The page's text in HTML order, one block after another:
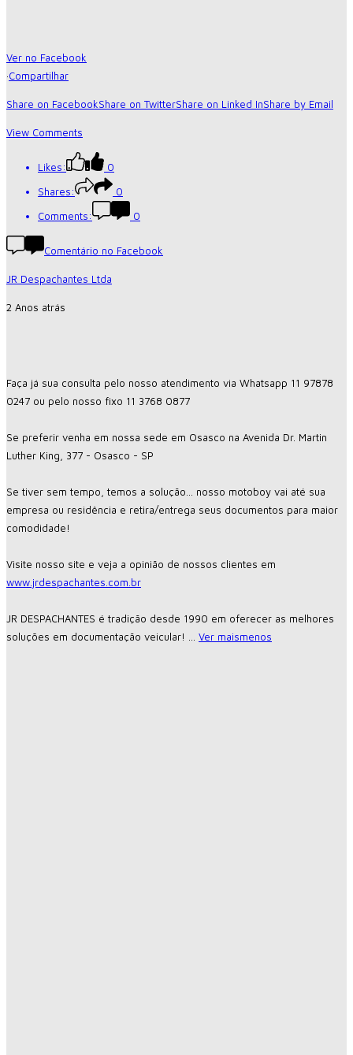
Ver no Facebook
·Compartilhar
Share on FacebookShare on TwitterShare on Linked InShare by Email
View Comments
Likes:
0
Shares:
0
Comments:
0
Comentário no Facebook
JR Despachantes Ltda
2 Anos atrás
Faça já sua consulta pelo nosso atendimento via Whatsapp 11 97878
0247 ou pelo nosso fixo 11 3768 0877
Se preferir venha em nossa sede em Osasco na Avenida Dr. Martin
Luther King, 377 - Osasco - SP
Se tiver sem tempo, temos a solução... nosso motoboy vai até sua
empresa ou residência e retira/entrega seus documentos para maior
comodidade!
Visite nosso site e veja a opinião de nossos clientes em
www.jrdespachantes.com.br
JR DESPACHANTES é tradição desde 1990 em oferecer as melhores
soluções em documentação veicular!
Ver maismenos